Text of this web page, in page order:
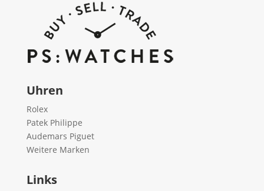
Uhren
Rolex
Patek Philippe
Audemars Piguet
Weitere Marken
Links